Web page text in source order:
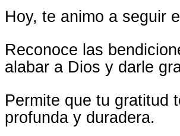
Hoy, te animo a seguir
Reconoce las
alabar a Dios y darle
Permite que tu gratitud
profunda y duradera.